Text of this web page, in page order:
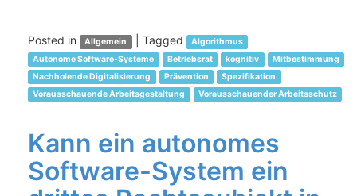
Posted in Allgemein Tagged
Algorithmus
Autonome Software-Systeme
Betriebsrat kognitiv
Mitbestimmung
Nachholende Digitalisierung
Prävention
Spezifikation
Vorausschauende Arbeitsgestaltung
Vorausschauender Arbeitsschutz
Kann ein autonomes
Software-System ein